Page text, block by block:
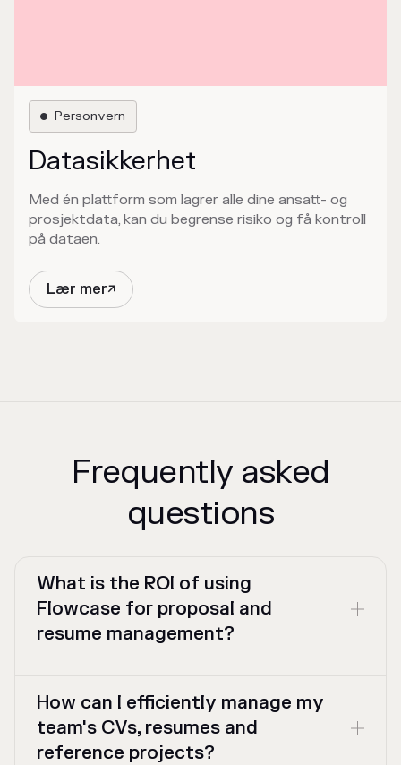
 Personvern
Datasikkerhet
Med én plattform som lagrer alle dine ansatt- og
prosjektdata, kan du begrense risiko og få kontroll
på dataen.
Lær mer
Frequently asked
questions
What is the ROI of using
Flowcase for proposal and
resume management?
How can I efficiently manage my
team's CVs, resumes and
reference projects?